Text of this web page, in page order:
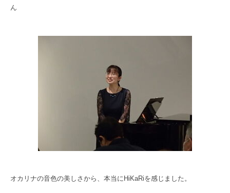
ん
オカリナの音色の美しさから、本当にHiKaRiを感じました。